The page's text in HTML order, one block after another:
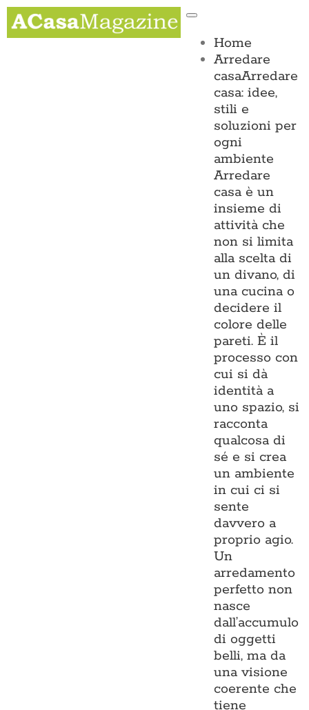
Salta
contenuto
Toggle
Home
Arredare
casaArredare
casa: idee,
stili e
soluzioni per
ogni
ambiente
Arredare
casa è un
insieme di
attività che
non si limita
alla scelta di
un divano, di
una cucina o
decidere il
colore delle
pareti. È il
processo con
cui si dà
identità a
uno spazio, si
racconta
qualcosa di
sé e si crea
un ambiente
in cui ci si
sente
davvero a
proprio agio.
Un
arredamento
perfetto non
nasce
dall’accumulo
di oggetti
belli, ma da
una visione
coerente che
tiene